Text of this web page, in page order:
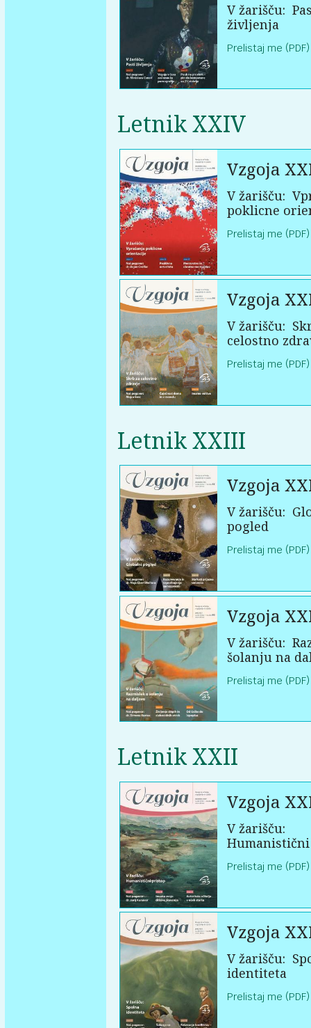
V žarišču:
življenja
Prelistaj me (PDF)
Letnik XXIV
Vzgoja
V žarišču:
poklicne
Prelistaj me (PDF)
Vzgoja
V žarišču:
celostno
Prelistaj me (PDF)
Letnik XXIII
Vzgoja
V žarišču:
pogled
Prelistaj me (PDF)
Vzgoja
V žarišču:
šolanju na
Prelistaj me (PDF)
Letnik XXII
Vzgoja
V žarišču:
Prelistaj me (PDF)
Vzgoja
V žarišču:
identiteta
Prelistaj me (PDF)